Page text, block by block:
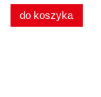
do koszyka